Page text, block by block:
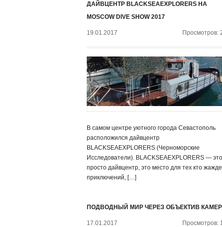
ДАЙВЦЕНТР BLACKSEAEXPLORERS НА
MOSCOW DIVE SHOW 2017
19.01.2017 Просмотров:
В самом центре уютного города Севастополь
расположился дайвцентр
BLACKSEAEXPLORERS (Черноморские
Исследователи). BLACKSEAEXPLORERS —
просто дайвцентр, это место для тех кто
приключений, […]
ПОДВОДНЫЙ МИР ЧЕРЕЗ ОБЪЕКТИВ
17.01.2017 Просмотров: